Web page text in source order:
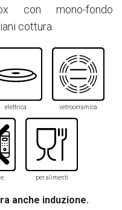
con mono-fondo
cottura.
elettrica vetroceramica
per alimenti
anche induzione.